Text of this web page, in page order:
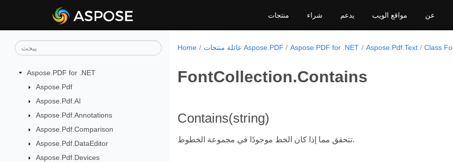
منتجات شراء يدعم مواقع الويب عن
Aspose.PDF for .NET
Aspose.Pdf
Aspose.Pdf.AI
Aspose.Pdf.Annotations
Aspose.Pdf.Comparison
Aspose.Pdf.DataEditor
Aspose.Pdf.Devices
Home عائلة منتجات Aspose.PDF Aspose.PDF for .NET Aspose.Pdf.Text Class
FontCollection.Contains
Contains(string)
تتحقق مما إذا كان الخط موجودًا في مجموعة الخطوط.